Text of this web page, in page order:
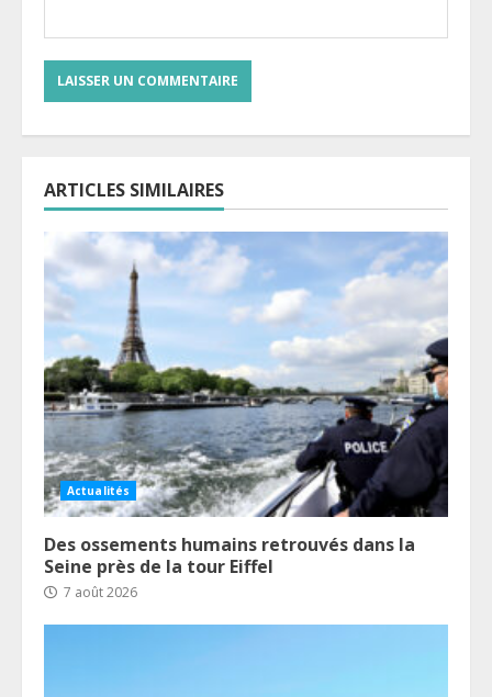
ARTICLES SIMILAIRES
Actualités
Des ossements humains retrouvés dans la
Seine près de la tour Eiffel
7 août 2026